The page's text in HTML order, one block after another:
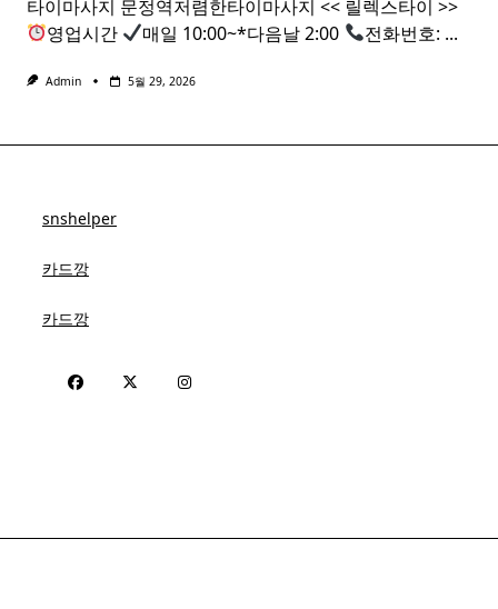
타이마사지 문정역저렴한타이마사지 << 릴렉스타이 >>
영업시간
매일 10:00~*다음날 2:00 전화번호: ...
Admin 5월 29, 2026
snshelper
카드깡
카드깡